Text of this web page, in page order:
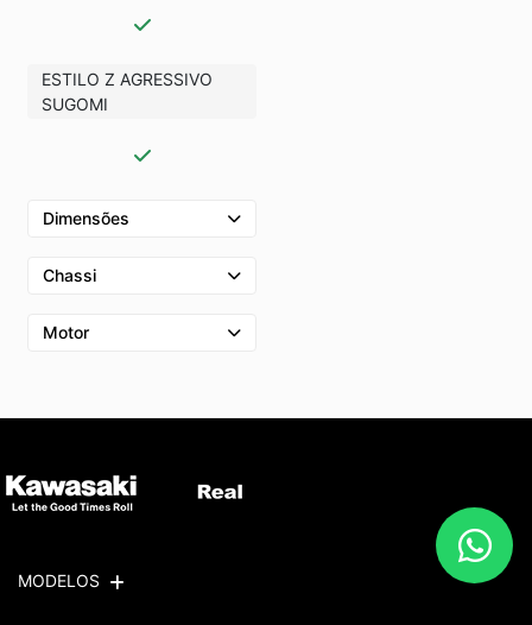
ESTILO Z AGRESSIVO
SUGOMI
Dimensões
Chassi
Motor
MODELOS